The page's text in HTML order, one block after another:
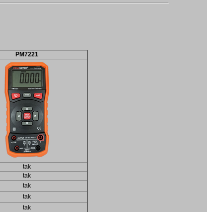
PM7221
tak
tak
tak
tak
tak